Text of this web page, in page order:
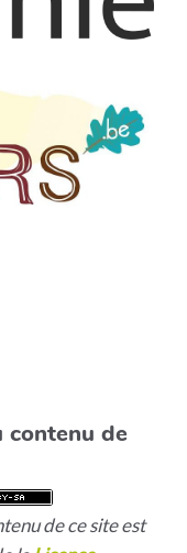
de
de ce site est